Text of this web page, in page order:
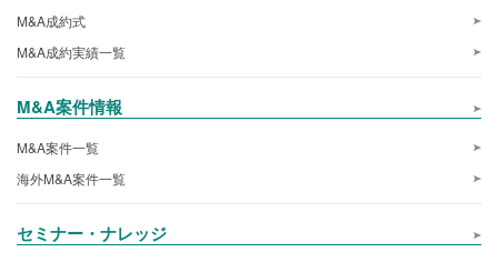
M&A成約式
M&A成約実績一覧
M&A案件情報
M&A案件一覧
海外M&A案件一覧
セミナー・ナレッジ